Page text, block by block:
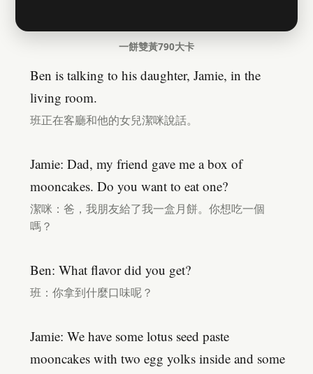
一餅雙黃790大卡
Ben is talking to his daughter, Jamie, in the
living room.
班正在客廳和他的女兒潔咪說話。
Jamie: Dad, my friend gave me a box of
mooncakes. Do you want to eat one?
潔咪：爸，我朋友給了我一盒月餅。你想吃一個
嗎？
Ben: What flavor did you get?
班：你拿到什麼口味呢？
Jamie: We have some lotus seed paste
mooncakes with two egg yolks inside and some